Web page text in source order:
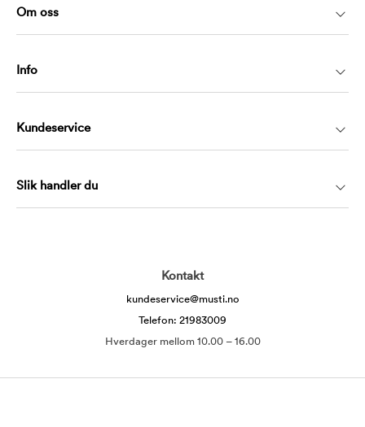
Om oss
Info
Kundeservice
Slik handler du
Kontakt
kundeservice@musti.no
Telefon: 21983009
Hverdager mellom 10.00 – 16.00